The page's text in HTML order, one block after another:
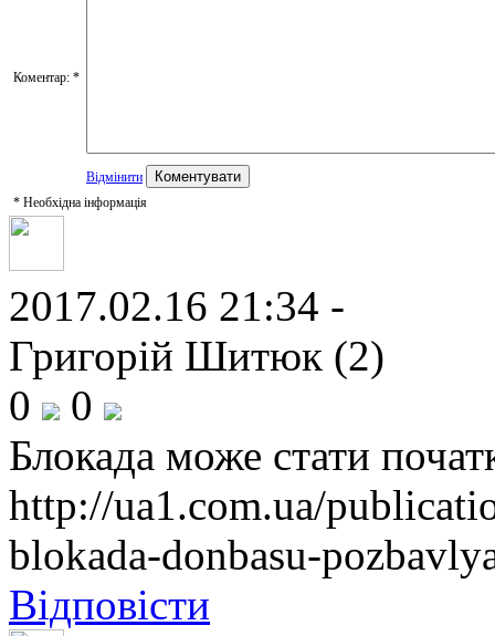
Коментар: *
Відмінити
* Необхідна інформація
2017.02.16 21:34 -
Григорій Шитюк (2)
0
0
Блокада може стати
http://ua1.com.ua/
blokada-donbasu-
Відповісти